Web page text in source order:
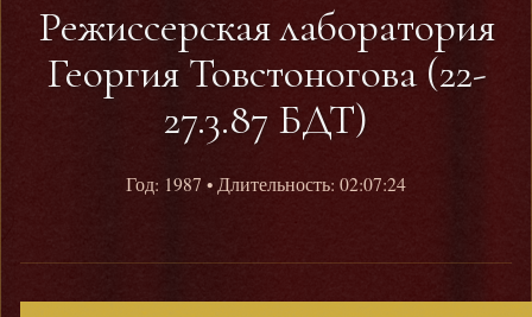
Режиссерская лаборатория
Георгия Товстоногова (22-
27.3.87 БДТ)
Год: 1987 • Длительность: 02:07:24